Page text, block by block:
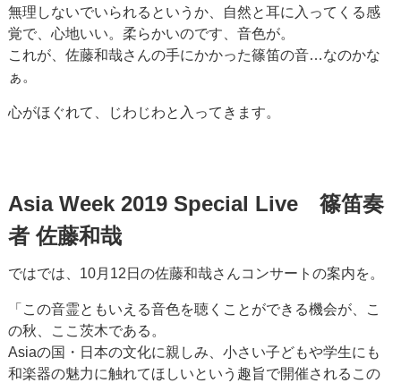
無理しないでいられるというか、自然と耳に入ってくる感
覚で、心地いい。柔らかいのです、音色が。
これが、佐藤和哉さんの手にかかった篠笛の音…なのかな
ぁ。
心がほぐれて、じわじわと入ってきます。
Asia Week 2019 Special Live 篠笛奏
者 佐藤和哉
ではでは、10月12日の佐藤和哉さんコンサートの案内を。
「この音霊ともいえる音色を聴くことができる機会が、こ
の秋、ここ茨木である。
Asiaの国・日本の文化に親しみ、小さい子どもや学生にも
和楽器の魅力に触れてほしいという趣旨で開催されるこの